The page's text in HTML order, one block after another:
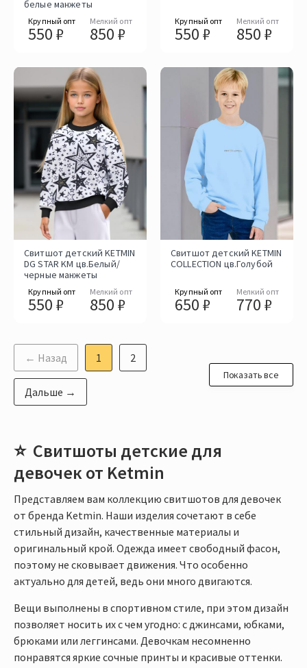
белые манжеты
Крупный опт
550 ₽
Мелкий опт
850 ₽
Крупный опт
550 ₽
Мелкий опт
850 ₽
Свитшот детский KETMIN
DG STAR KM цв.Белый/
черные манжеты
Крупный опт
550 ₽
Мелкий опт
850 ₽
Свитшот детский KETMIN
COLLECTION цв.Голубой
Крупный опт
650 ₽
Мелкий опт
770 ₽
← Назад 1 2
Дальше →
Показать все
Свитшоты детские для
девочек от Ketmin
Представляем вам коллекцию свитшотов для девочек
от бренда Ketmin. Наши изделия сочетают в себе
стильный дизайн, качественные материалы и
оригинальный крой. Одежда имеет свободный фасон,
поэтому не сковывает движения. Что особенно
актуально для детей, ведь они много двигаются.
Вещи выполнены в спортивном стиле, при этом дизайн
позволяет носить их с чем угодно: с джинсами, юбками,
брюками или леггинсами. Девочкам несомненно
понравятся яркие сочные принты и красивые оттенки.